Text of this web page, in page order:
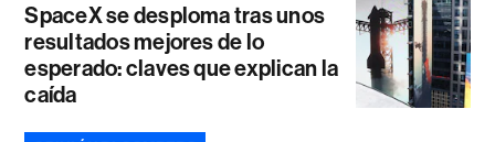
SpaceX se desploma tras unos
resultados mejores de lo
esperado: claves que explican la
caída